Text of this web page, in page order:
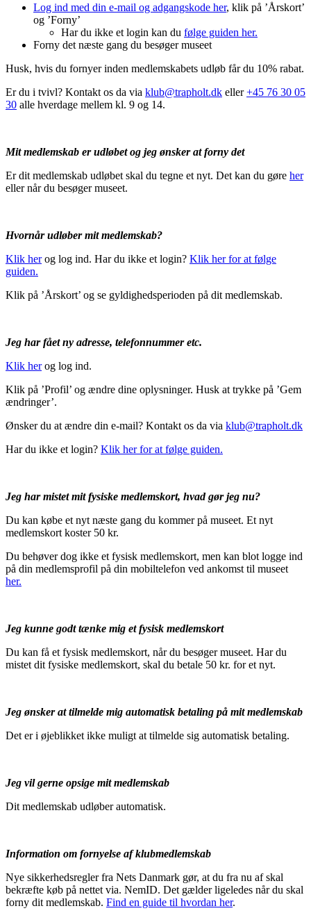
Log ind med din e-mail og adgangskode her, klik på ’Årskort’
og ’Forny’
Har du ikke et login kan du følge guiden her.
Forny det næste gang du besøger museet
Husk, hvis du fornyer inden medlemskabets udløb får du 10% rabat.
Er du i tvivl? Kontakt os da via klub@trapholt.dk eller+45 76 30 05
30 alle hverdage mellem kl. 9 og 14.
Mit medlemskab er udløbet og jeg ønsker at forny det
Er dit medlemskab udløbet skal du tegne et nyt. Det kan du gøre her
eller når du besøger museet.
Hvornår udløber mit medlemskab?
Klik herog log ind. Har du ikke et login? Klik her for at følge
guiden.
Klik på ’Årskort’ og se gyldighedsperioden på dit medlemskab.
Jeg har fået ny adresse, telefonnummer etc.
Klik herog log ind.
Klik på ’Profil’ og ændre dine oplysninger. Husk at trykke på ’Gem
ændringer’.
Ønsker du at ændre din e-mail? Kontakt os da via klub@trapholt.dk
Har du ikke et login? Klik herfor at følge guiden.
Jeg har mistet mit fysiske medlemskort, hvad gør jeg nu?
Du kan købe et nyt næste gang du kommer på museet. Et nyt
medlemskort koster 50 kr.
Du behøver dog ikke et fysisk medlemskort, men kan blot logge ind
på din medlemsprofil på din mobiltelefon ved ankomst til museet
her.
Jeg kunne godt tænke mig et fysisk medlemskort
Du kan få et fysisk medlemskort, når du besøger museet. Har du
mistet dit fysiske medlemskort, skal du betale 50 kr. for et nyt.
Jeg ønsker at tilmelde mig automatisk betaling på mit medlemskab
Det er i øjeblikket ikke muligt at tilmelde sig automatisk betaling.
Jeg vil gerne opsige mit medlemskab
Dit medlemskab udløber automatisk.
Information om fornyelse af klubmedlemskab
Nye sikkerhedsregler fra Nets Danmark gør, at du fra nu af skal
bekræfte køb på nettet via. NemID. Det gælder ligeledes når du skal
forny dit medlemskab. Find en guide til hvordan her.